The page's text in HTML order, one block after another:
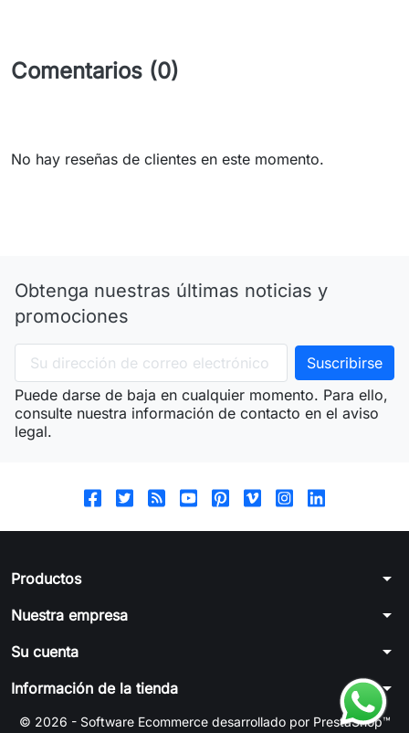
Comentarios (0)
No hay reseñas de clientes en este momento.
Obtenga nuestras últimas noticias y
promociones
Puede darse de baja en cualquier momento. Para ello,
consulte nuestra información de contacto en el aviso
legal.
Productos arrow_drop_down
Nuestra empresa arrow_drop_down
Su cuenta arrow_drop_down
Información de la tienda arrow_drop_down
© 2026 - Software Ecommerce desarrollado por PrestaShop™